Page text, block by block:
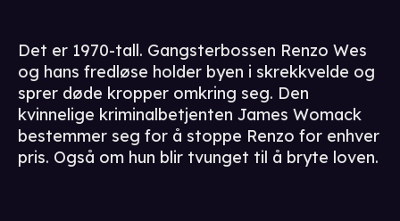
Det er 1970-tall. Gangsterbossen Renzo Wes
og hans fredløse holder byen i skrekkvelde og
sprer døde kropper omkring seg. Den
kvinnelige kriminalbetjenten James Womack
bestemmer seg for å stoppe Renzo for enhver